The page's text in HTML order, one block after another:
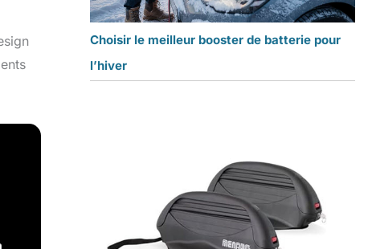
Choisir le meilleur booster de batterie pour
l’hiver